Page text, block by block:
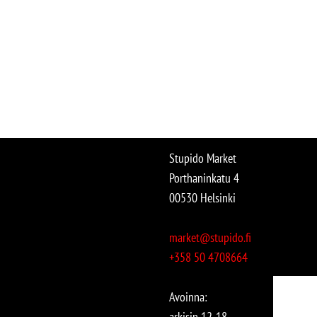
Stupido Market
Porthaninkatu 4
00530 Helsinki
market@stupido.fi
+358 50 4708664
Avoinna: